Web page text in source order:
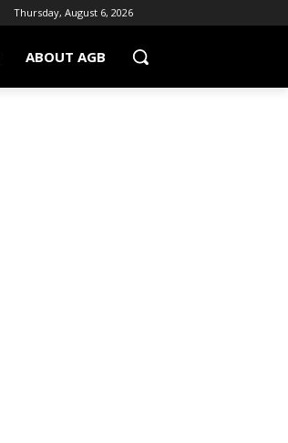
Thursday, August 6, 2026
ABOUT AGB